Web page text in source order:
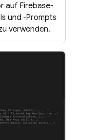
auf Firebase-
und ‑Prompts
verwenden.